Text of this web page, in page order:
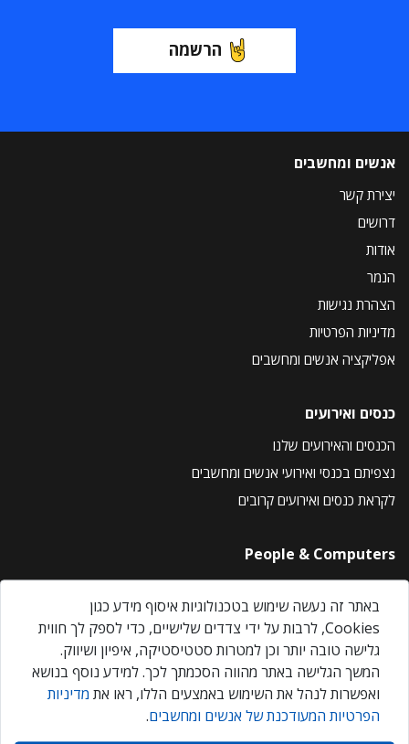
הרשמה
אנשים ומחשבים
יצירת קשר
דרושים
אודות
הנמר
הצהרת נגישות
מדיניות הפרטיות
אפליקציה אנשים ומחשבים
כנסים ואירועים
הכנסים והאירועים שלנו
נצפיתם בכנסי ואירועי אנשים ומחשבים
לקראת כנסים ואירועים קרובים
People & Computers
About Us
Privacy Policy
Contact Us
Our Events
אנשים ומחשבים © 2026 – כל הזכויות שמורות
באתר זה נעשה שימוש בטכנולוגיות איסוף מידע כגון
Cookies, לרבות על ידי צדדים שלישיים, כדי לספק לך חווית
גלישה טובה יותר וכן למטרות סטטיסטיקה, איפיון ושיווק.
המשך הגלישה באתר מהווה הסכמתך לכך. למידע נוסף בנושא
ואפשרות לנהל את השימוש באמצעים הללו, ראו את מדיניות
הפרטיות המעודכנת של אנשים ומחשבים.